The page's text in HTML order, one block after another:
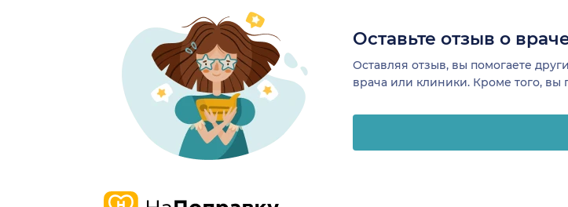
Оставьте отзыв о
Оставляя отзыв, вы помогаете
врача или клиники. Кроме того, вы